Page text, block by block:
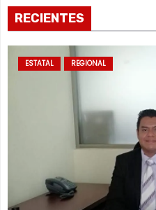
RECIENTES
ESTATAL REGIONAL